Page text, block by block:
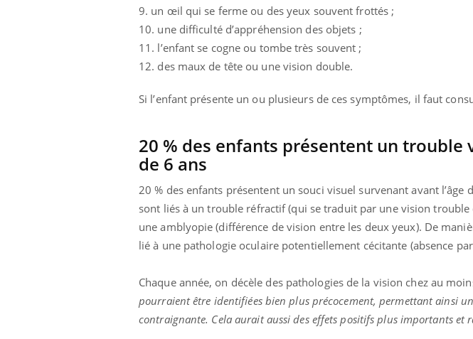
9. un œil qui se ferme ou des yeux souvent frottés ;
10. une difficulté d’appréhension des objets ;
11. l’enfant se cogne ou tombe très souvent ;
12. des maux de tête ou une vision double.
Si l’enfant présente un ou plusieurs de ces symptômes, il faut
20 % des enfants présentent un trouble
de 6 ans
20 % des enfants présentent un souci visuel survenant avant l’âge
sont liés à un trouble réfractif (qui se traduit par une vision
une amblyopie (différence de vision entre les deux yeux). De
lié à une pathologie oculaire potentiellement cécitante (absence
Chaque année, on décèle des pathologies de la vision chez au
pourraient être identifiées bien plus précocement, permettant ainsi
contraignante. Cela aurait aussi des effets positifs plus importants et